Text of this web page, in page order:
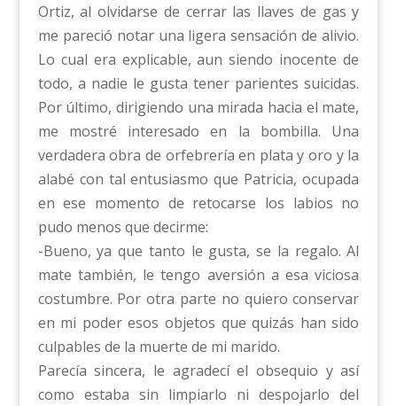
Ortiz, al olvidarse de cerrar las llaves de gas y
me pareció notar una ligera sensación de alivio.
Lo cual era explicable, aun siendo inocente de
todo, a nadie le gusta tener parientes suicidas.
Por último, dirigiendo una mirada hacia el mate,
me mostré interesado en la bombilla. Una
verdadera obra de orfebrería en plata y oro y la
alabé con tal entusiasmo que Patricia, ocupada
en ese momento de retocarse los labios no
pudo menos que decirme:
-Bueno, ya que tanto le gusta, se la regalo. Al
mate también, le tengo aversión a esa viciosa
costumbre. Por otra parte no quiero conservar
en mi poder esos objetos que quizás han sido
culpables de la muerte de mi marido.
Parecía sincera, le agradecí el obsequio y así
como estaba sin limpiarlo ni despojarlo del